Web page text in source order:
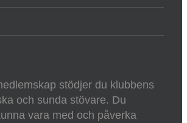
stödjer du klubbens
och sunda stövare. Du
vara med och påverka